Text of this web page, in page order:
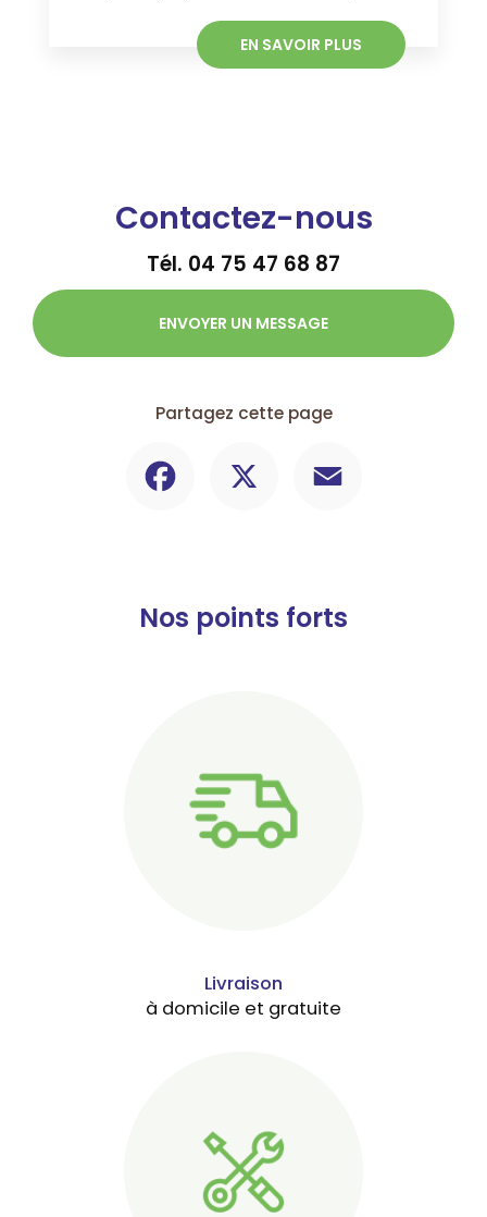
EN SAVOIR PLUS
Contactez-nous
Tél. 04 75 47 68 87
ENVOYER UN MESSAGE
Partagez cette page
Nos points forts
Livraison
à domicile et gratuite